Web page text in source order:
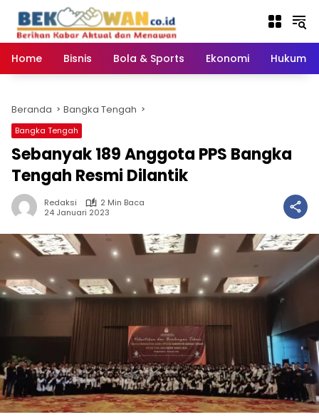
konten
Home
Bisnis Bola & Sports Ekonomi Hukum
Beranda Bangka Tengah
Bangka Tengah
Sebanyak 189 Anggota PPS Bangka
Tengah Resmi Dilantik
Redaksi
2 Min Baca
24 Januari 2023